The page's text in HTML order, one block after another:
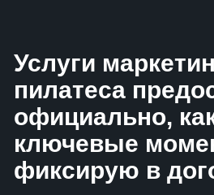
Услуги
пилатеса
официально,
ключевые
фиксирую в